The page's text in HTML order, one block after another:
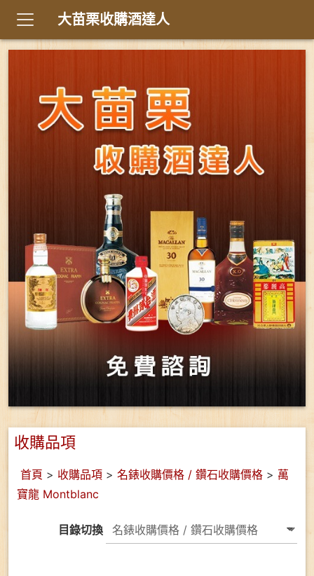
大苗栗收購酒達人
收購品項
首頁 > 收購品項 > 名錶收購價格 / 鑽石收購價格 > 萬
寶龍 Montblanc
目錄切換